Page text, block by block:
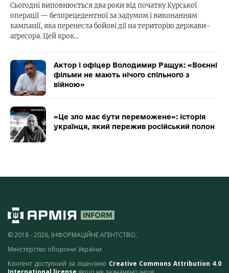
Сьогодні виповнюється два роки від початку Курської
операції — безпрецедентної за задумом і виконанням
кампанії, яка перенесла бойові дії на територію держави-
агресора. Цей крок…
Актор і офіцер Володимир Ращук: «Воєнні
фільми не мають нічого спільного з
війною»
«Це зло має бути переможене»: історія
українця, який пережив російський полон
© 2018 - 2026, ІНФОРМАЦІЙНЕ АГЕНТСТВО,
Міністерство оборони України
Контент доступний за ліцензією Creative Commons Attribution 4.0